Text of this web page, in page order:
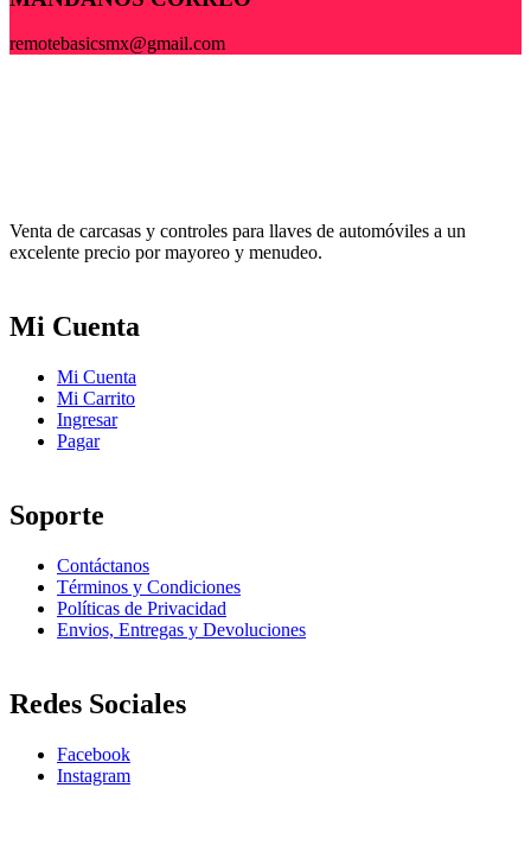
remotebasicsmx@gmail.com
Venta de carcasas y controles para llaves de automóviles a un
excelente precio por mayoreo y menudeo.
Mi Cuenta
Mi Cuenta
Mi Carrito
Ingresar
Pagar
Soporte
Contáctanos
Términos y Condiciones
Políticas de Privacidad
Envios, Entregas y Devoluciones
Redes Sociales
Facebook
Instagram